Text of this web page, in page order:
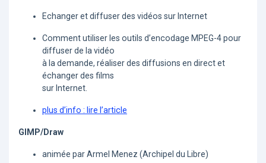
Echanger et diffuser des vidéos sur Internet
Comment utiliser les outils d’encodage MPEG-4 pour
diffuser de la vidéo
à la demande, réaliser des diffusions en direct et
échanger des films
sur Internet.
plus d’info : lire l’article
GIMP/Draw
animée par Armel Menez (Archipel du Libre)